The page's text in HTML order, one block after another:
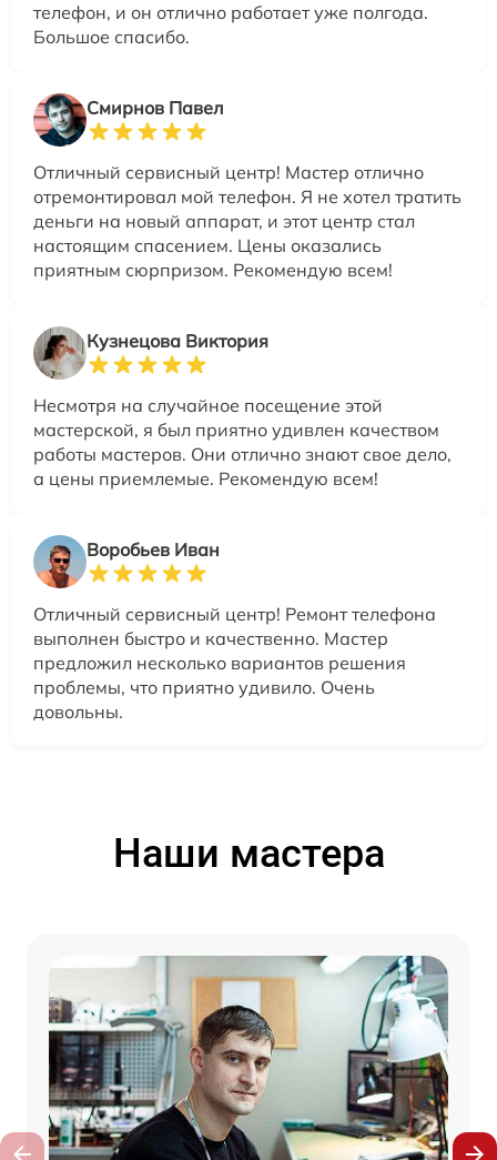
телефон, и он отлично работает уже полгода.
Большое спасибо.
Смирнов Павел
Отличный сервисный центр! Мастер отлично
отремонтировал мой телефон. Я не хотел тратить
деньги на новый аппарат, и этот центр стал
настоящим спасением. Цены оказались
приятным сюрпризом. Рекомендую всем!
Кузнецова Виктория
Несмотря на случайное посещение этой
мастерской, я был приятно удивлен качеством
работы мастеров. Они отлично знают свое дело,
а цены приемлемые. Рекомендую всем!
Воробьев Иван
Отличный сервисный центр! Ремонт телефона
выполнен быстро и качественно. Мастер
предложил несколько вариантов решения
проблемы, что приятно удивило. Очень
довольны.
Наши мастера